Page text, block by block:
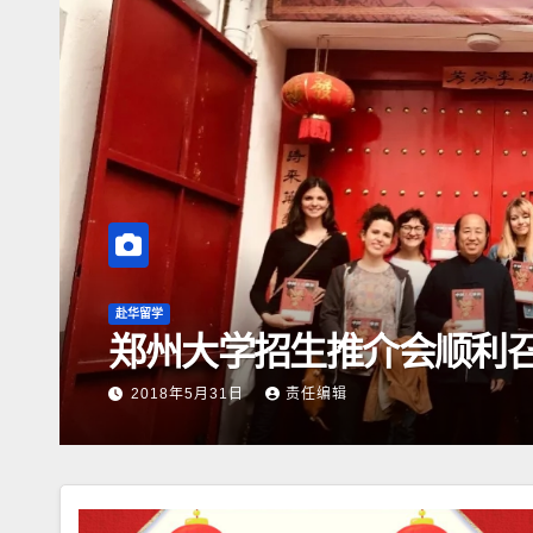
赴华留学
郑州大学招生推介会顺利
2018年5月31日 责任编辑